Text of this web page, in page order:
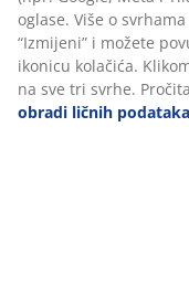
oglase. Više o
“Izmijeni” i možete
ikonicu kolačića.
na sve tri svrhe.
obradi ličnih podataka